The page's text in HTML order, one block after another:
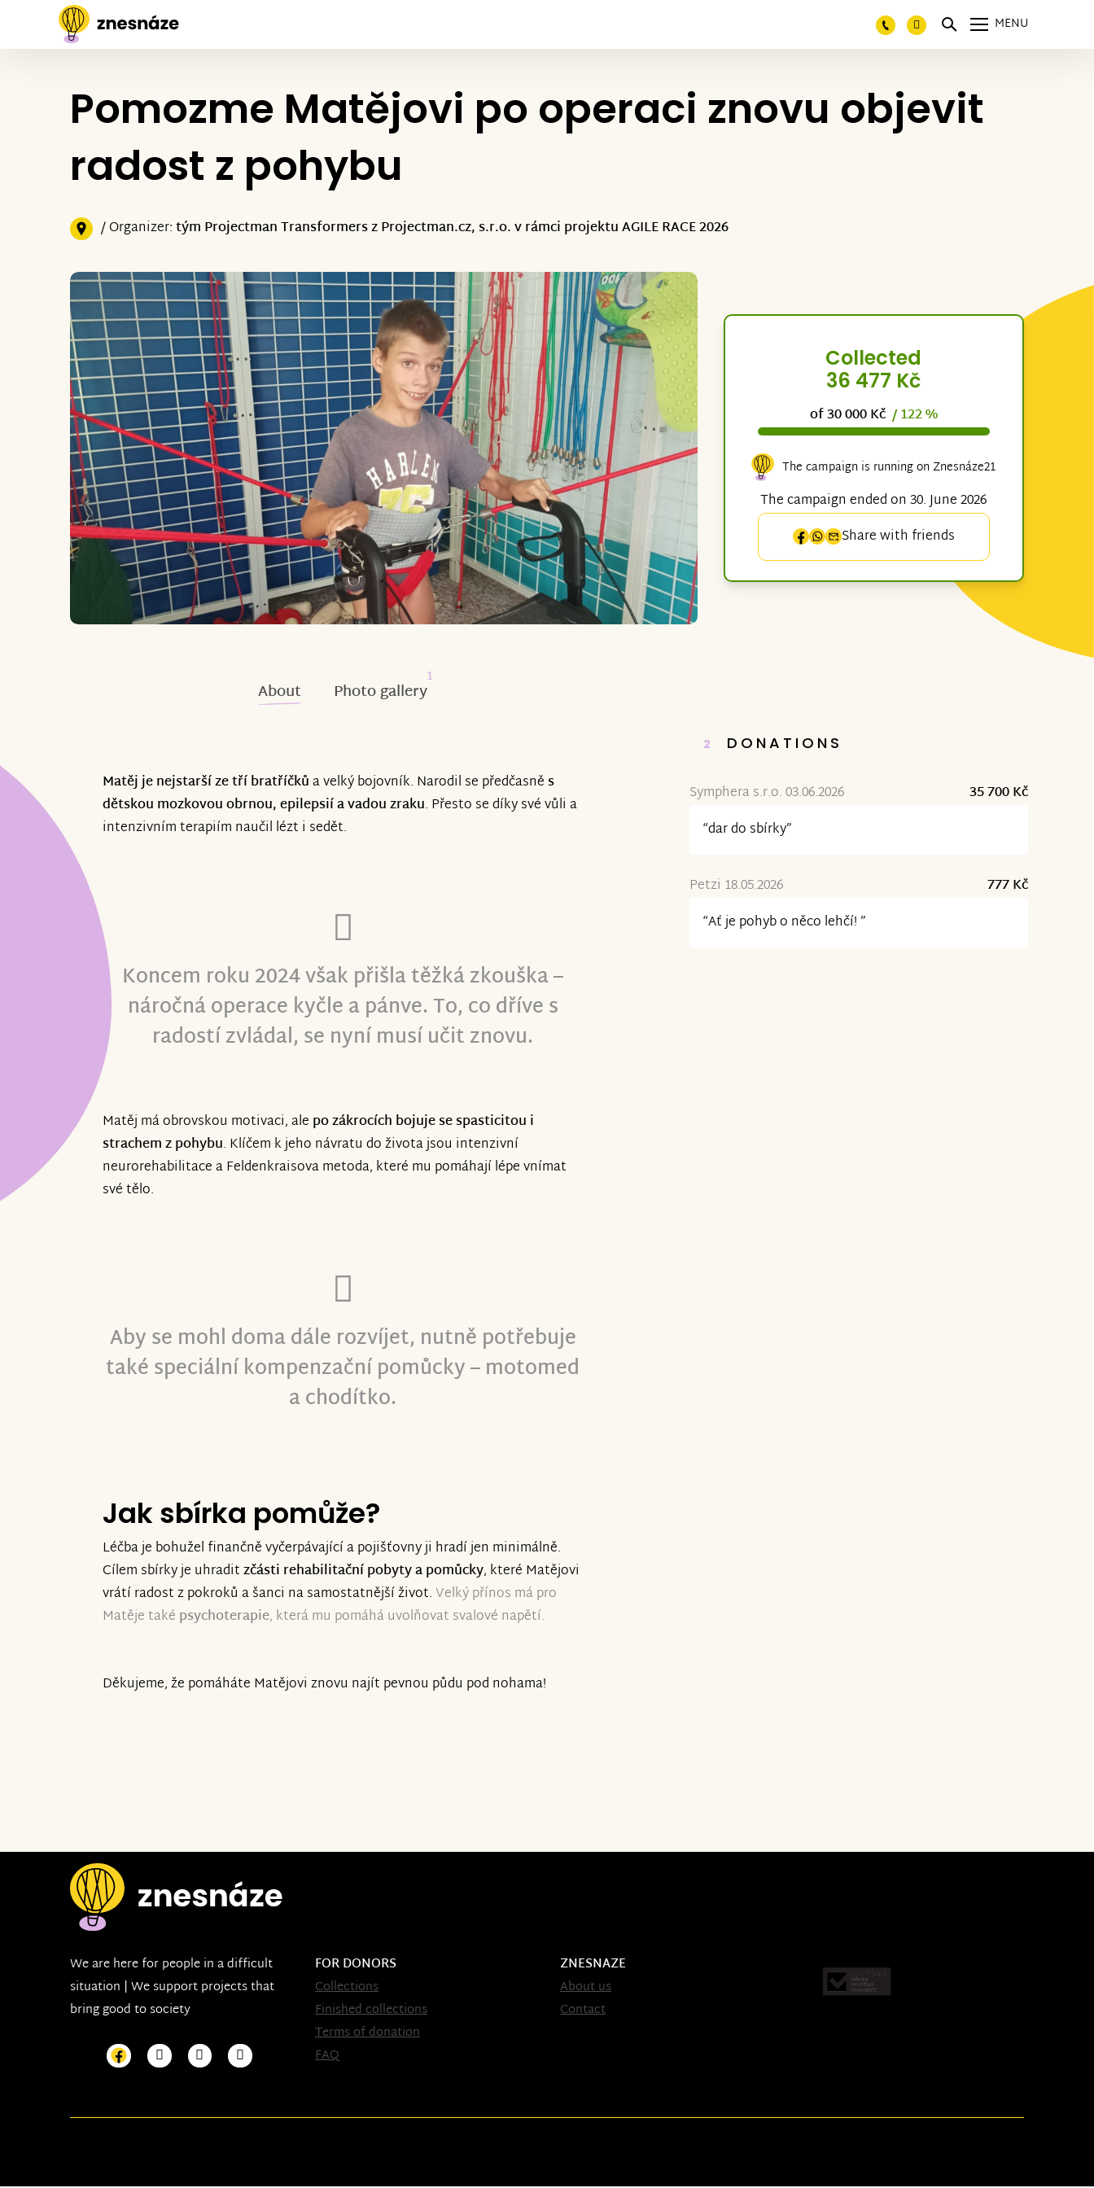
MENU
Pomozme Matějovi po operaci znovu objevit
radost z pohybu
/ Organizer:tým Projectman Transformers z Projectman.cz, s.r.o. v rámci projektu AGILE RACE 2026
Collected
36 477 Kč
of 30 000 Kč / 122 %
The campaign is running on Znesnáze21
The campaign ended on 30. June 2026
Share with friends
About Photo gallery
1
Matěj je nejstarší ze tří bratříčkůa velký bojovník. Narodil se předčasněs
dětskou mozkovou obrnou, epilepsií a vadou zraku. Přesto se díky své vůli a
intenzivním terapiím naučil lézt i sedět.
Koncem roku 2024 však přišla těžká zkouška –
náročná operace kyčle a pánve. To, co dříve s
radostí zvládal, se nyní musí učit znovu.
Matěj má obrovskou motivaci, ale po zákrocích bojuje se spasticitou i
strachem z pohybu. Klíčem k jeho návratu do života jsou intenzivní
neurorehabilitace a Feldenkraisova metoda, které mu pomáhají lépe vnímat
své tělo.
Aby se mohl doma dále rozvíjet, nutně potřebuje
také speciální kompenzační pomůcky – motomed
a chodítko.
Jak sbírka pomůže?
Léčba je bohužel finančně vyčerpávající a pojišťovny ji hradí jen minimálně.
Cílem sbírky je uhraditzčásti rehabilitační pobyty a pomůcky, které Matějovi
vrátí radost z pokroků a šanci na samostatnější život.Velký přínos má pro
Matěje také psychoterapie, která mu pomáhá uvolňovat svalové napětí.
Děkujeme, že pomáháte Matějovi znovu najít pevnou půdu pod nohama!
2 DONATIONS
Symphera s.r.o. 03.06.2026
35 700 Kč
“dar do sbírky”
Petzi 18.05.2026
777 Kč
“Ať je pohyb o něco lehčí! ”
We are here for people in a difficult
situation | We support projects that
bring good to society
FOR DONORS
Collections
Finished collections
Terms of donation
FAQ
ZNESNAZE
About us
Contact